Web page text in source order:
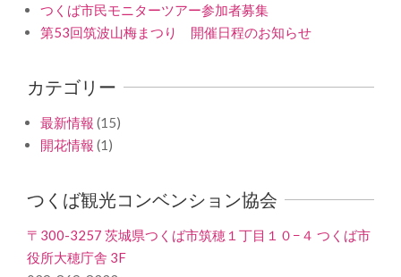
つくば市民モニターツアー参加者募集
第53回筑波山梅まつり 開催日程のお知らせ
カテゴリー
最新情報 (15)
開花情報 (1)
つくば観光コンベンション協会
〒300-3257 茨城県つくば市筑穂１丁目１０−４ つくば市
役所大穂庁舎 3F